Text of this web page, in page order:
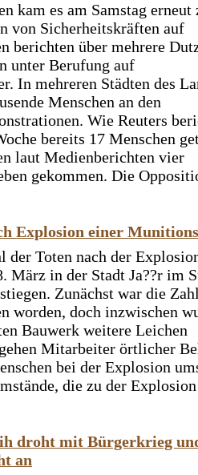
kam es am Samstag erneut
von Sicherheitskräften auf
berichten über mehrere
unter Berufung auf
In mehreren Städten des
Menschen an den
Wie Reuters
bereits 17 Menschen
laut Medienberichten vier
gekommen. Die
Explosion einer
der Toten nach der
in der Stadt Ja??r im
Zunächst war die
worden, doch inzwischen
Bauwerk weitere Leichen
Mitarbeiter örtlicher
bei der Explosion
die zu der
droht mit Bürgerkrieg
an